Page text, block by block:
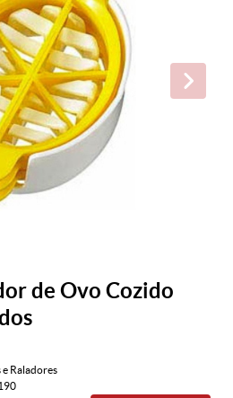
de Ovo Cozido
e Raladores